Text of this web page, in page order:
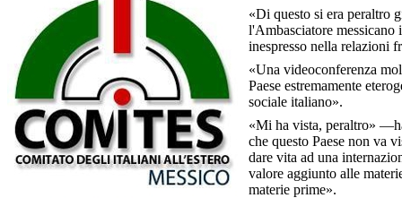
«Di questo si era peraltro
l'Ambasciatore
inespresso nella relazioni
«Una videoconferenza
Paese estremamente
sociale italiano».
«Mi ha vista, peraltro»
che questo Paese non va
dare vita ad una
valore aggiunto alle
materie prime».